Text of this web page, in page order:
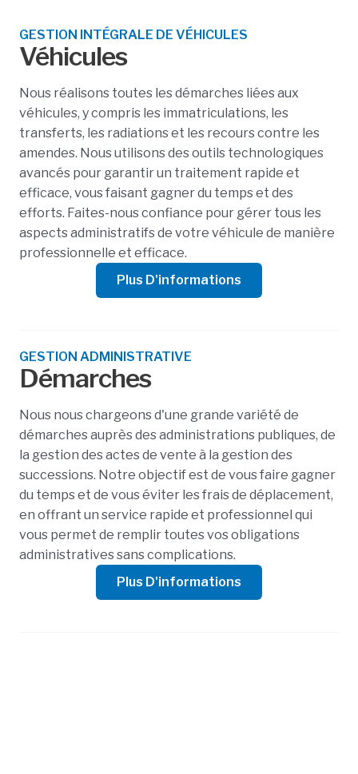
GESTION INTÉGRALE DE VÉHICULES
Véhicules
Nous réalisons toutes les démarches liées aux
véhicules, y compris les immatriculations, les
transferts, les radiations et les recours contre les
amendes. Nous utilisons des outils technologiques
avancés pour garantir un traitement rapide et
efficace, vous faisant gagner du temps et des
efforts. Faites-nous confiance pour gérer tous les
aspects administratifs de votre véhicule de manière
professionnelle et efficace.
Plus D'informations
GESTION ADMINISTRATIVE
Démarches
Nous nous chargeons d'une grande variété de
démarches auprès des administrations publiques, de
la gestion des actes de vente à la gestion des
successions. Notre objectif est de vous faire gagner
du temps et de vous éviter les frais de déplacement,
en offrant un service rapide et professionnel qui
vous permet de remplir toutes vos obligations
administratives sans complications.
Plus D'informations